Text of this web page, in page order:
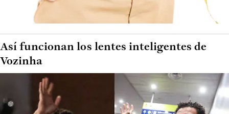
Así funcionan los lentes inteligentes de
Vozinha